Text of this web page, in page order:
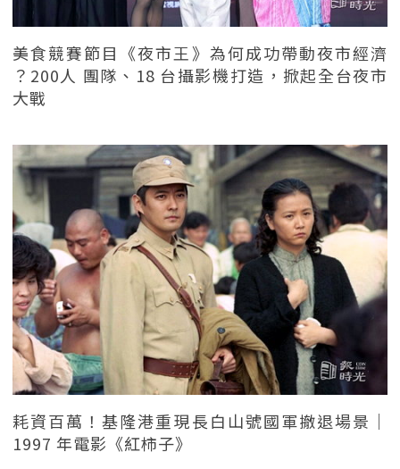
美食競賽節目《夜市王》為何成功帶動夜市經濟
？200人 團隊、18 台攝影機打造，掀起全台夜市
大戰
耗資百萬！基隆港重現長白山號國軍撤退場景｜
1997 年電影《紅柿子》